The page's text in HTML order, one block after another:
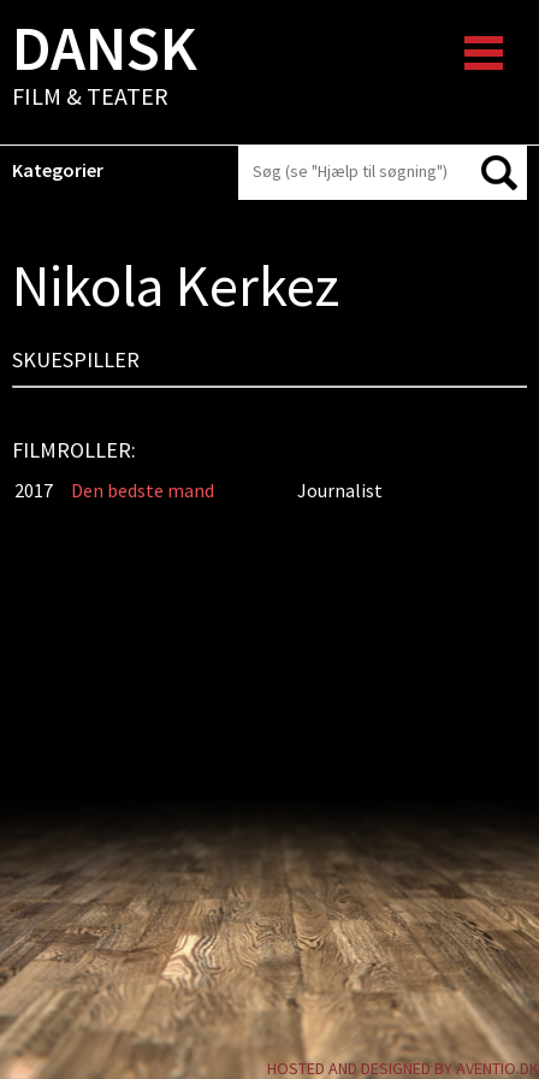
DANSK
FILM & TEATER
Kategorier
Nikola Kerkez
SKUESPILLER
FILMROLLER:
2017 Den bedste mand Journalist
HOSTED AND DESIGNED BY AVENTIO.DK